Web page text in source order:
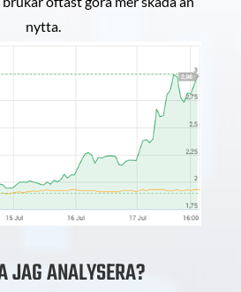
nytta.
JAG ANALYSERA?